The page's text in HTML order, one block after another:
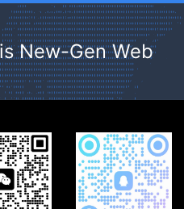
New-Gen Web